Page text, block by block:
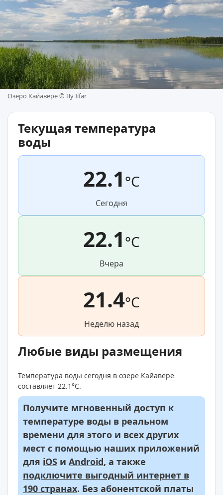
Озеро Кайавере © By Iifar
Текущая температура
воды
22.1°C
Сегодня
22.1°C
Вчера
21.4°C
Неделю назад
Любые виды размещения
Температура воды сегодня в озере Кайавере
составляет 22.1°C.
Получите мгновенный доступ к
температуре воды в реальном
времени для этого и всех других
мест с помощью наших приложений
для iOS и Android, а также
подключите выгодный интернет в
190 странах. Без абонентской платы